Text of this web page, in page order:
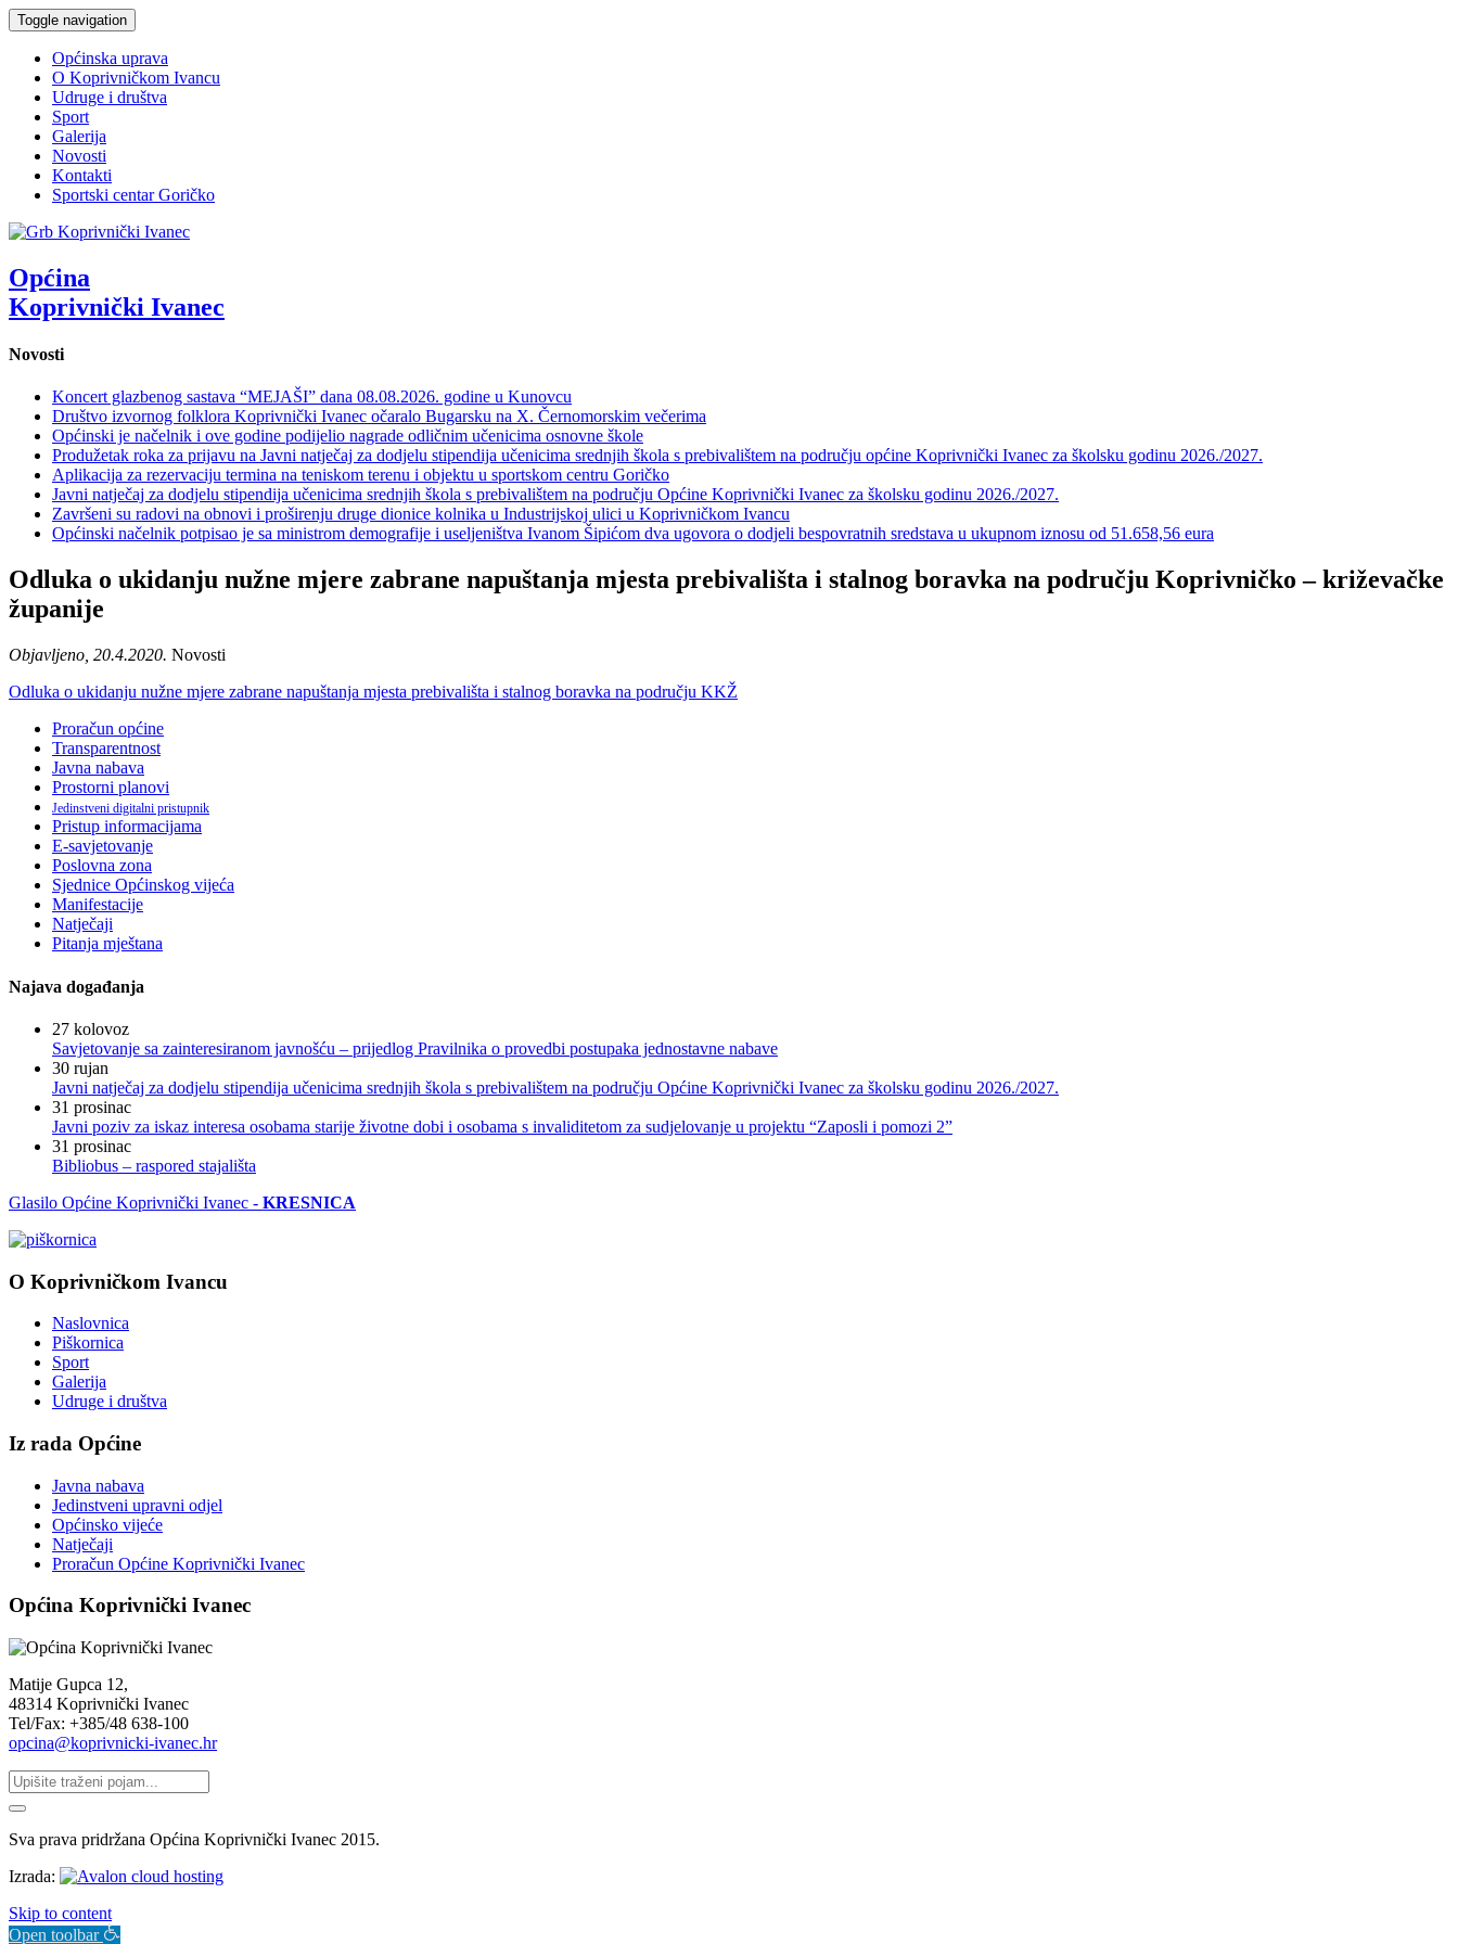
Toggle navigation
Općinska uprava
O Koprivničkom Ivancu
Udruge i društva
Sport
Galerija
Novosti
Kontakti
Sportski centar Goričko
Općina
Koprivnički Ivanec
Novosti
Koncert glazbenog sastava “MEJAŠI” dana 08.08.2026. godine u Kunovcu
Društvo izvornog folklora Koprivnički Ivanec očaralo Bugarsku na X. Černomorskim večerima
Općinski je načelnik i ove godine podijelio nagrade odličnim učenicima osnovne škole
Produžetak roka za prijavu na Javni natječaj za dodjelu stipendija učenicima srednjih škola s prebivalištem na području općine Koprivnički Ivanec za školsku godinu 2026./2027.
Aplikacija za rezervaciju termina na teniskom terenu i objektu u sportskom centru Goričko
Javni natječaj za dodjelu stipendija učenicima srednjih škola s prebivalištem na području Općine Koprivnički Ivanec za školsku godinu 2026./2027.
Završeni su radovi na obnovi i proširenju druge dionice kolnika u Industrijskoj ulici u Koprivničkom Ivancu
Općinski načelnik potpisao je sa ministrom demografije i useljeništva Ivanom Šipićom dva ugovora o dodjeli bespovratnih sredstava u ukupnom iznosu od 51.658,56 eura
Odluka o ukidanju nužne mjere zabrane napuštanja mjesta prebivališta i stalnog boravka na području Koprivničko – križevačke
županije
Objavljeno, 20.4.2020. Novosti
Odluka o ukidanju nužne mjere zabrane napuštanja mjesta prebivališta i stalnog boravka na području KKŽ
Proračun općine
Transparentnost
Javna nabava
Prostorni planovi
Jedinstveni digitalni pristupnik
Pristup informacijama
E-savjetovanje
Poslovna zona
Sjednice Općinskog vijeća
Manifestacije
Natječaji
Pitanja mještana
Najava događanja
27 kolovoz
Savjetovanje sa zainteresiranom javnošću – prijedlog Pravilnika o provedbi postupaka jednostavne nabave
30 rujan
Javni natječaj za dodjelu stipendija učenicima srednjih škola s prebivalištem na području Općine Koprivnički Ivanec za školsku godinu 2026./2027.
31 prosinac
Javni poziv za iskaz interesa osobama starije životne dobi i osobama s invaliditetom za sudjelovanje u projektu “Zaposli i pomozi 2”
31 prosinac
Bibliobus – raspored stajališta
Glasilo Općine Koprivnički Ivanec - KRESNICA
O Koprivničkom Ivancu
Naslovnica
Piškornica
Sport
Galerija
Udruge i društva
Iz rada Općine
Javna nabava
Jedinstveni upravni odjel
Općinsko vijeće
Natječaji
Proračun Općine Koprivnički Ivanec
Općina Koprivnički Ivanec
Matije Gupca 12,
48314 Koprivnički Ivanec
Tel/Fax: +385/48 638-100
opcina@koprivnicki-ivanec.hr
Sva prava pridržana Općina Koprivnički Ivanec 2015.
Izrada:
Skip to content
Open toolbar